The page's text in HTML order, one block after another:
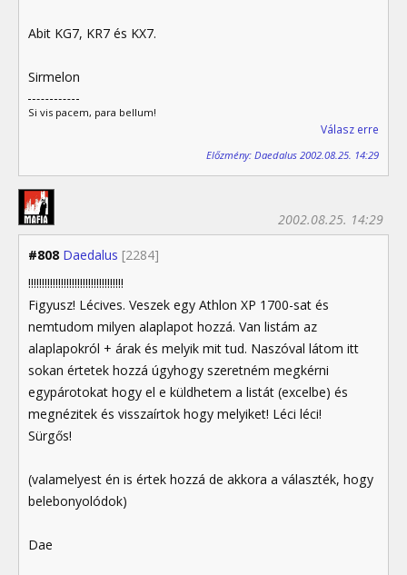
Abit KG7, KR7 és KX7.
Sirmelon
Si vis pacem, para bellum!
Válasz erre
Előzmény: Daedalus 2002.08.25. 14:29
#808 Daedalus [2284]
2002.08.25. 14:29
!!!!!!!!!!!!!!!!!!!!!!!!!!!!!!!!!!!
Figyusz! Lécives. Veszek egy Athlon XP 1700-sat és
nemtudom milyen alaplapot hozzá. Van listám az
alaplapokról + árak és melyik mit tud. Naszóval látom itt
sokan értetek hozzá úgyhogy szeretném megkérni
egypárotokat hogy el e küldhetem a listát (excelbe) és
megnézitek és visszaírtok hogy melyiket! Léci léci!
Sürgős!
(valamelyest én is értek hozzá de akkora a választék, hogy
belebonyolódok)
Dae